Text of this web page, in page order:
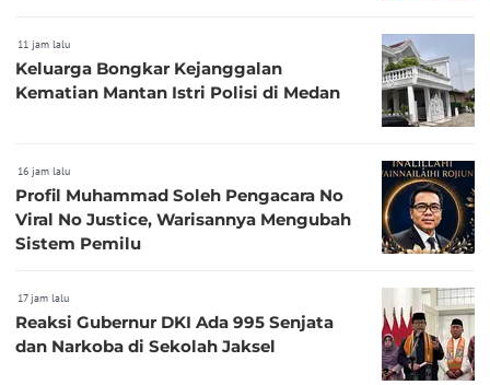
11 jam lalu
Keluarga Bongkar Kejanggalan
Kematian Mantan Istri Polisi di Medan
16 jam lalu
Profil Muhammad Soleh Pengacara No
Viral No Justice, Warisannya Mengubah
Sistem Pemilu
17 jam lalu
Reaksi Gubernur DKI Ada 995 Senjata
dan Narkoba di Sekolah Jaksel